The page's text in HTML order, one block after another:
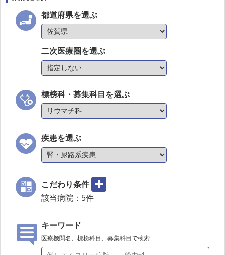
都道府県を選ぶ
二次医療圏を選ぶ
標榜科・募集科目を選ぶ
疾患を選ぶ
こだわり条件
該当病院： 5件
キーワード
医療機関名、標榜科目、募集科目で検索